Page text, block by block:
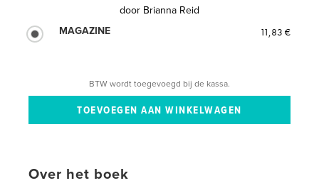
door Brianna Reid
MAGAZINE
11,83 €
BTW wordt toegevoegd bij de kassa.
Over het boek